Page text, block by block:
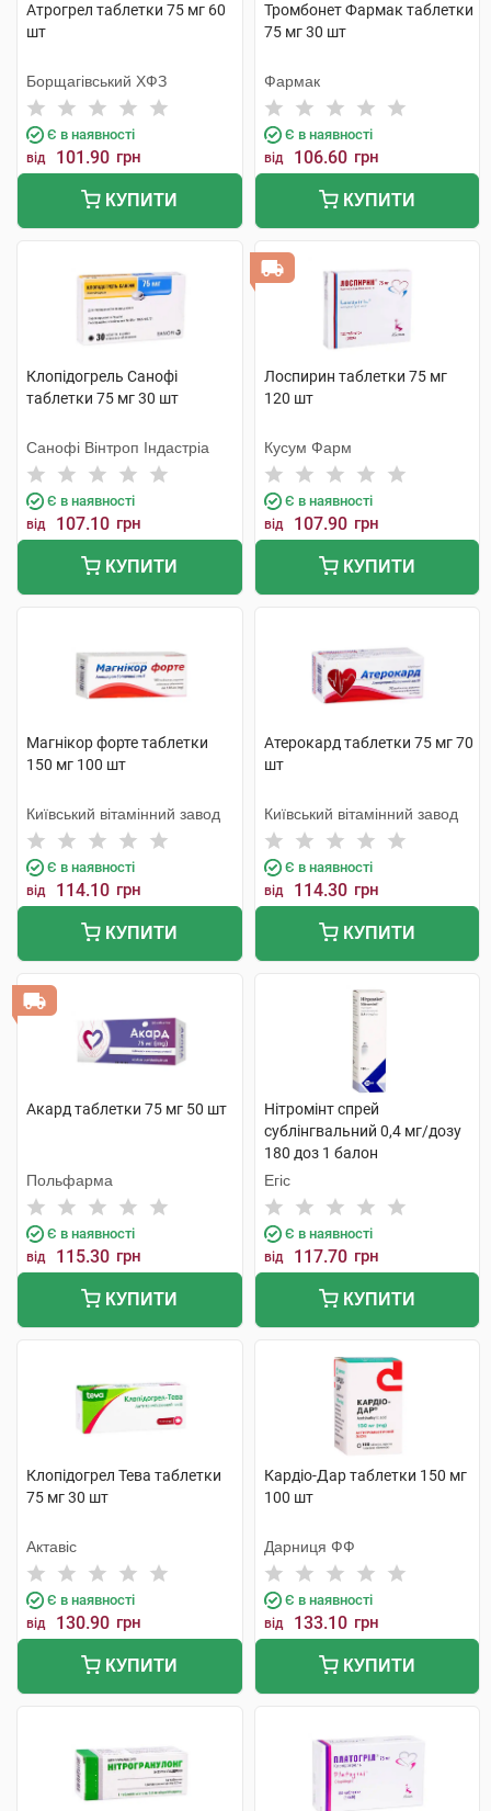
Атрогрел таблетки 75 мг 60
шт
Борщагівський ХФЗ
Є в наявності
від 101.90 грн
КУПИТИ
Тромбонет Фармак таблетки
75 мг 30 шт
Фармак
Є в наявності
від 106.60 грн
КУПИТИ
Клопідогрель Санофі
таблетки 75 мг 30 шт
Санофі Вінтроп Індастріа
Є в наявності
від 107.10 грн
КУПИТИ
Лоспирин таблетки 75 мг
120 шт
Кусум Фарм
Є в наявності
від 107.90 грн
КУПИТИ
Магнікор форте таблетки
150 мг 100 шт
Київський вітамінний завод
Є в наявності
від 114.10 грн
КУПИТИ
Атерокард таблетки 75 мг 70
шт
Київський вітамінний завод
Є в наявності
від 114.30 грн
КУПИТИ
Акард таблетки 75 мг 50 шт
Польфарма
Є в наявності
від 115.30 грн
КУПИТИ
Нітромінт спрей
сублінгвальний 0,4 мг/дозу
180 доз 1 балон
Егіс
Є в наявності
від 117.70 грн
КУПИТИ
Клопідогрел Тева таблетки
75 мг 30 шт
Актавіс
Є в наявності
від 130.90 грн
КУПИТИ
Кардіо-Дар таблетки 150 мг
100 шт
Дарниця ФФ
Є в наявності
від 133.10 грн
КУПИТИ